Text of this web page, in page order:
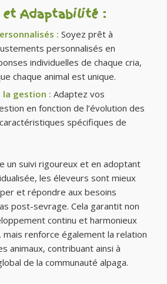
Adaptabilité :
: Soyez prêt à
personnalisés en
individuelles de chaque cria,
chaque animal est unique.
la gestion : Adaptez vos
en fonction de l’évolution des
spécifiques de
un suivi rigoureux et en adoptant
les éleveurs sont mieux
et répondre aux besoins
post-sevrage. Cela garantit non
continu et harmonieux
renforce également la relation
animaux, contribuant ainsi à
de la communauté alpaga.